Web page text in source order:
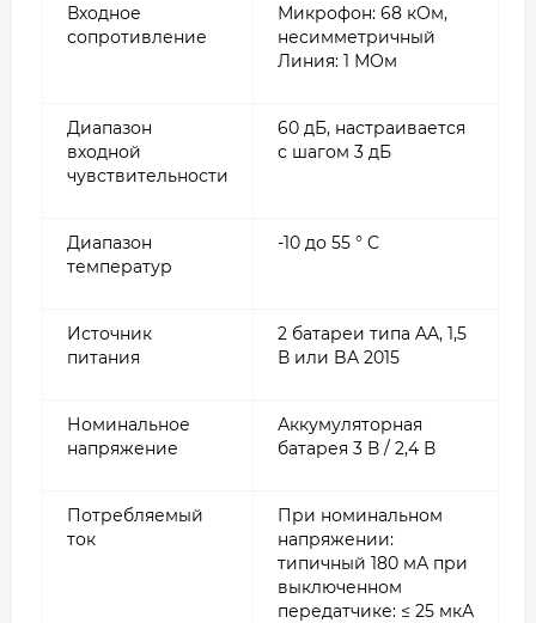
Входное
сопротивление
Микрофон: 68 кОм,
несимметричный
Линия: 1 МОм
Диапазон
входной
чувствительности
60 дБ, настраивается
с шагом 3 дБ
Диапазон
температур
-10 до 55 ° C
Источник
питания
2 батареи типа AA, 1,5
В или BA 2015
Номинальное
напряжение
Аккумуляторная
батарея 3 В / 2,4 В
Потребляемый
ток
При номинальном
напряжении:
типичный 180 мА при
выключенном
передатчике: ≤ 25 мкА